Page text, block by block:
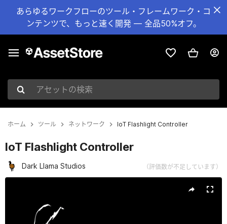
あらゆるワークフローのツール・フレームワーク・コ
ンテンツで、もっと速く開発 — 全品50%オフ。
アセットの検索
ホーム ツール ネットワーク IoT Flashlight Controller
IoT Flashlight Controller
Dark Llama Studios （評価数が不足しています）